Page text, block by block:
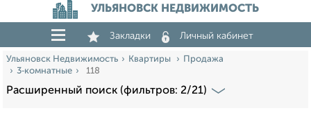
УЛЬЯНОВСК НЕДВИЖИМОСТЬ
Закладки Личный кабинет
Ульяновск Недвижимость Квартиры
Продажа
3‑комнатные
118
Расширенный поиск (фильтров: 2/21)